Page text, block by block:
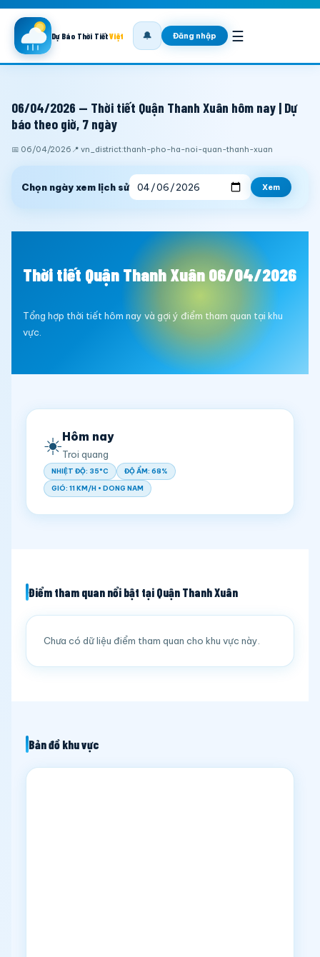
Dự Báo Thời TiếtViệt 🔔 Đăng nhập ☰
06/04/2026 — Thời tiết Quận Thanh Xuân hôm nay | Dự
báo theo giờ, 7 ngày
📅 06/04/2026 📍 vn_district:thanh-pho-ha-noi-quan-thanh-xuan
Chọn ngày xem lịch sử Xem
Thời tiết Quận Thanh Xuân 06/04/2026
Tổng hợp thời tiết hôm nay và gợi ý điểm tham quan tại khu
vực.
☀️Hôm nay
Troi quang
NHIỆT ĐỘ: 35°C ĐỘ ẨM: 68%
GIÓ: 11 KM/H • DONG NAM
Điểm tham quan nổi bật tại Quận Thanh Xuân
Chưa có dữ liệu điểm tham quan cho khu vực này.
Bản đồ khu vực